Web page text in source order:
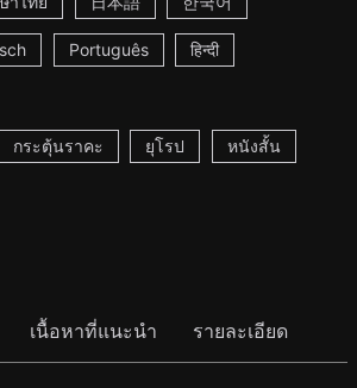
Português हिन्दी
กระตุ้นราคะ ยุโรป หนังสั้น
เนื้อหาที่แนะนำ รายละเอียด